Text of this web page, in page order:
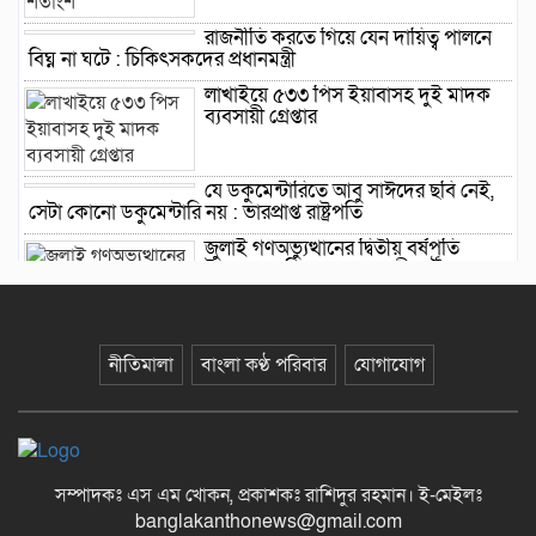
রাজনীতি করতে গিয়ে যেন দায়িত্ব পালনে
বিঘ্ন না ঘটে : চিকিৎসকদের প্রধানমন্ত্রী
লাখাইয়ে ৫৩৩ পিস ইয়াবাসহ দুই মাদক
ব্যবসায়ী গ্রেপ্তার
যে ডকুমেন্টারিতে আবু সাঈদের ছবি নেই,
সেটা কোনো ডকুমেন্টারি নয় : ভারপ্রাপ্ত রাষ্ট্রপতি
জুলাই গণঅভ্যুত্থানের দ্বিতীয় বর্ষপূর্তি
উপলক্ষে বানিয়াচংয়ে ১১ দলীয় ঐক্যের
গণমিছিল ও সমাবেশ
সরকার ও বিরোধী দল
বানিয়াচংয়ে জাতীয় পল্লী উন্নয়ন দিবস
পালিত
নীতিমালা বাংলা কণ্ঠ পরিবার যোগাযোগ
সম্পাদকঃ এস এম খোকন, প্রকাশকঃ রাশিদুর রহমান।ই-মেইলঃ
banglakanthonews@gmail.com